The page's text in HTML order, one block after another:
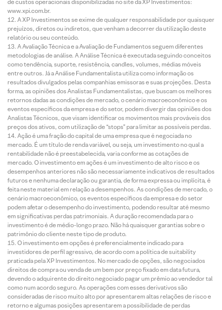
de custos operacionais disponibilizadas no site da XP Investimentos:
www.xpi.com.br.
A XP Investimentos se exime de qualquer responsabilidade por quaisquer
prejuízos, diretos ou indiretos, que venham a decorrer da utilização deste
relatório ou seu conteúdo.
A Avaliação Técnica e a Avaliação de Fundamentos seguem diferentes
metodologias de análise. A Análise Técnica é executada seguindo conceitos
como tendência, suporte, resistência, candles, volumes, médias móveis
entre outros. Já a Análise Fundamentalista utiliza como informação os
resultados divulgados pelas companhias emissoras e suas projeções. Desta
forma, as opiniões dos Analistas Fundamentalistas, que buscam os melhores
retornos dadas as condições de mercado, o cenário macroeconômico e os
eventos específicos da empresa e do setor, podem divergir das opiniões dos
Analistas Técnicos, que visam identificar os movimentos mais prováveis dos
preços dos ativos, com utilização de “stops” para limitar as possíveis perdas.
Ação é uma fração do capital de uma empresa que é negociada no
mercado. É um título de renda variável, ou seja, um investimento no qual a
rentabilidade não é preestabelecida, varia conforme as cotações de
mercado. O investimento em ações é um investimento de alto risco e os
desempenhos anteriores não são necessariamente indicativos de resultados
futuros e nenhuma declaração ou garantia, de forma expressa ou implícita, é
feita neste material em relação a desempenhos. As condições de mercado, o
cenário macroeconômico, os eventos específicos da empresa e do setor
podem afetar o desempenho do investimento, podendo resultar até mesmo
em significativas perdas patrimoniais. A duração recomendada para o
investimento é de médio-longo prazo. Não há quaisquer garantias sobre o
patrimônio do cliente neste tipo de produto.
O investimento em opções é preferencialmente indicado para
investidores de perfil agressivo, de acordo com a política de suitability
praticada pela XP Investimentos. No mercado de opções, são negociados
direitos de compra ou venda de um bem por preço fixado em data futura,
devendo o adquirente do direito negociado pagar um prêmio ao vendedor tal
como num acordo seguro. As operações com esses derivativos são
consideradas de risco muito alto por apresentarem altas relações de risco e
retorno e algumas posições apresentarem a possibilidade de perdas